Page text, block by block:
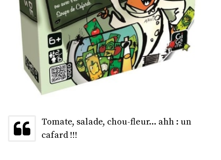
Tomate, salade, chou-fleur... ahh : un
cafard !!!